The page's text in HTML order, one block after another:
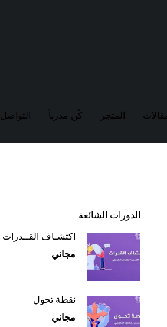
المتجر كُن مدرباً التواصل
الدورات الشائعة
اكتشـاف القــدرات
مجاني
نقطة تحول
مجاني